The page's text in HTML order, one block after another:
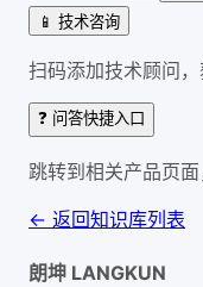
📱 技术咨询
扫码添加技术顾问
❓ 问答快捷入口
跳转到相关产品页
← 返回知识库列表
朗坤 LANGKUN